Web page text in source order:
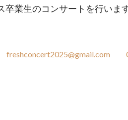
卒業生のコンサートを行いま
freshconcert2025@gmail.com